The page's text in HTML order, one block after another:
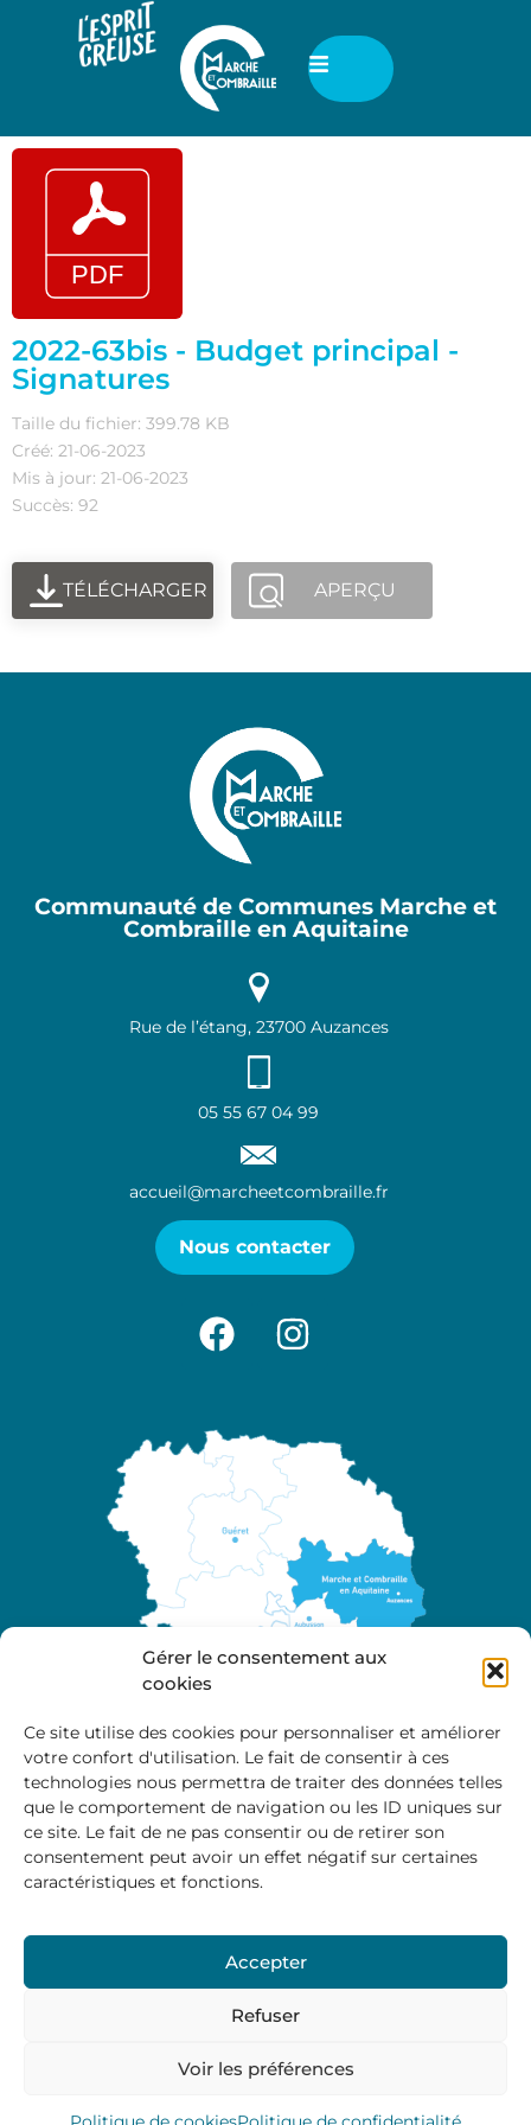
Gérer le consentement aux
cookies
Ce site utilise des cookies pour personnaliser et améliorer
votre confort d'utilisation. Le fait de consentir à ces
technologies nous permettra de traiter des données telles
que le comportement de navigation ou les ID uniques sur
ce site. Le fait de ne pas consentir ou de retirer son
consentement peut avoir un effet négatif sur certaines
caractéristiques et fonctions.
Accepter
Refuser
Voir les préférences
2022-63bis - Budget principal -
Signatures
Taille du fichier: 399.78 KB
Créé: 21-06-2023
Mis à jour: 21-06-2023
Succès: 92
TÉLÉCHARGER APERÇU
Communauté de Communes Marche et
Combraille en Aquitaine
Rue de l’étang, 23700 Auzances
05 55 67 04 99
accueil@marcheetcombraille.fr
Nous contacter
A propos
Site officiel de la Communauté de Communes
Marche et Combraille en Aquitaine
Horaires d’ouverture :
9:00 – 12:00 / 14:00 – 17:00
Vendredi: 9:00 – 12:00
Mentions Légales–Politique des cookies
Marche et Combraille